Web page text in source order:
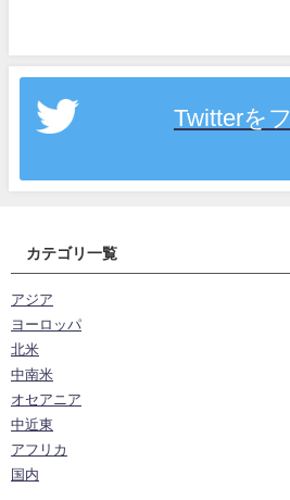
Twitterを
カテゴリ一覧
アジア
ヨーロッパ
北米
中南米
オセアニア
中近東
アフリカ
国内